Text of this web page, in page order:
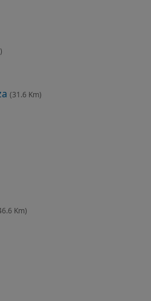
(31.6 Km)
Km)